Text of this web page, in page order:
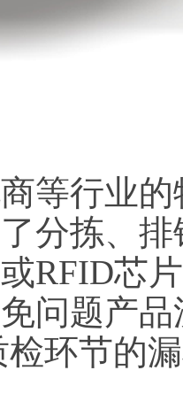
等行业
分拣、
RFID芯
问题产
环节的